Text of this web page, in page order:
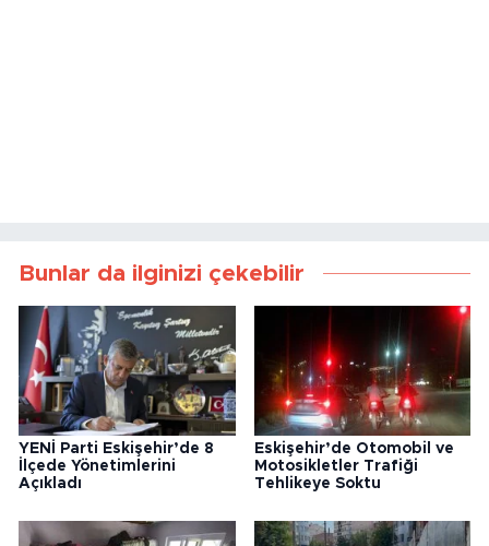
Bunlar da ilginizi çekebilir
YENİ Parti Eskişehir’de 8
İlçede Yönetimlerini
Açıkladı
Eskişehir’de Otomobil ve
Motosikletler Trafiği
Tehlikeye Soktu